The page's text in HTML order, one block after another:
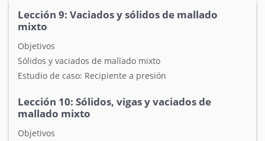
Lección 9: Vaciados y sólidos de mallado
mixto
Objetivos
Sólidos y vaciados de mallado mixto
Estudio de caso: Recipiente a presión
Lección 10: Sólidos, vigas y vaciados de
mallado mixto
Objetivos